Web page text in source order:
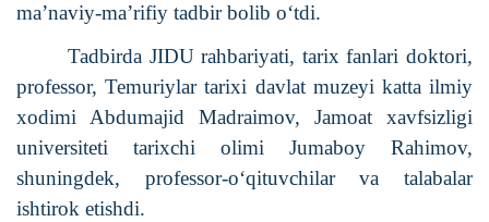
ma’naviy-ma’rifiy tadbir bolib o‘tdi.
Tadbirda JIDU rahbariyati, tarix fanlari doktori,
professor, Temuriylar tarixi davlat muzeyi katta ilmiy
xodimi Abdumajid Madraimov, Jamoat xavfsizligi
universiteti tarixchi olimi Jumaboy Rahimov,
shuningdek, professor-o‘qituvchilar va talabalar
ishtirok etishdi.